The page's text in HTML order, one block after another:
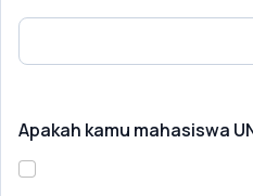
Apakah kamu mahasiswa